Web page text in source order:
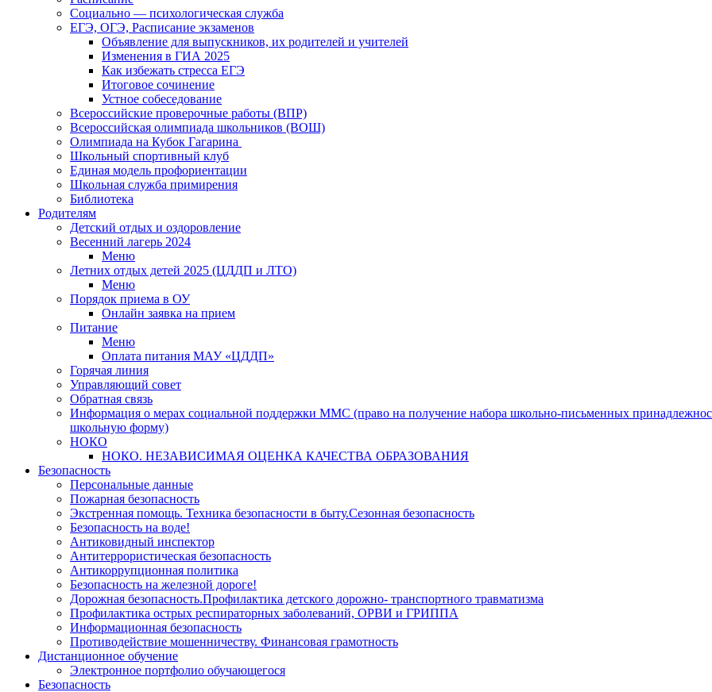
Социально — психологическая служба
ЕГЭ, ОГЭ, Расписание экзаменов
Объявление для выпускников, их родителей и учителей
Изменения в ГИА 2025
Как избежать стресса ЕГЭ
Итоговое сочинение
Устное собеседование
Всероссийские проверочные работы (ВПР)
Всероссийская олимпиада школьников (ВОШ)
Олимпиада на Кубок Гагарина
Школьный спортивный клуб
Единая модель профориентации
Школьная служба примирения
Библиотека
Родителям
Детский отдых и оздоровление
Весенний лагерь 2024
Меню
Летних отдых детей 2025 (ЦДДП и ЛТО)
Меню
Порядок приема в ОУ
Онлайн заявка на прием
Питание
Меню
Оплата питания МАУ «ЦДДП»
Горячая линия
Управляющий совет
Обратная связь
Информация о мерах социальной поддержки ММС (право на получение набора школьно-письменных
школьную форму)
НОКО
НОКО. НЕЗАВИСИМАЯ ОЦЕНКА КАЧЕСТВА ОБРАЗОВАНИЯ
Безопасность
Персональные данные
Пожарная безопасность
Экстренная помощь. Техника безопасности в быту.Сезонная безопасность
Безопасность на воде!
Антиковидный инспектор
Антитеррористическая безопасность
Антикоррупционная политика
Безопасность на железной дороге!
Дорожная безопасность.Профилактика детского дорожно- транспортного травматизма
Профилактика острых респираторных заболеваний, ОРВИ и ГРИППА
Информационная безопасность
Противодействие мошенничеству. Финансовая грамотность
Дистанционное обучение
Электронное портфолио обучающегося
Безопасность